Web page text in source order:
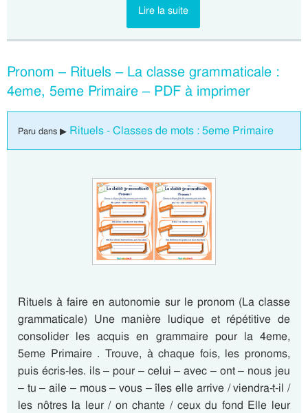
Lire la suite
Pronom – Rituels – La classe grammaticale :
4eme, 5eme Primaire – PDF à imprimer
Paru dans ▶ Rituels - Classes de mots : 5eme Primaire
Rituels à faire en autonomie sur le pronom (La classe
grammaticale) Une manière ludique et répétitive de
consolider les acquis en grammaire pour la 4eme,
5eme Primaire . Trouve, à chaque fois, les pronoms,
puis écris-les. ils – pour – celui – avec – ont – nous jeu
– tu – aile – mous – vous – îles elle arrive / viendra-t-il /
les nôtres la leur / on chante / ceux du fond Elle leur